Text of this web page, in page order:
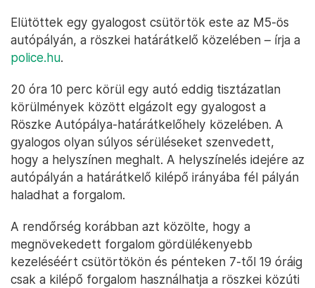
Elütöttek egy gyalogost csütörtök este az M5-ös
autópályán, a röszkei határátkelő közelében – írja a
police.hu.
20 óra 10 perc körül egy autó eddig tisztázatlan
körülmények között elgázolt egy gyalogost a
Röszke Autópálya-határátkelőhely közelében. A
gyalogos olyan súlyos sérüléseket szenvedett,
hogy a helyszínen meghalt. A helyszínelés idejére az
autópályán a határátkelő kilépő irányába fél pályán
haladhat a forgalom.
A rendőrség korábban azt közölte, hogy a
megnövekedett forgalom gördülékenyebb
kezeléséért csütörtökön és pénteken 7-től 19 óráig
csak a kilépő forgalom használhatja a röszkei közúti